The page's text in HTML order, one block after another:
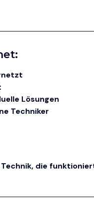
Lösungen
Techniker
die